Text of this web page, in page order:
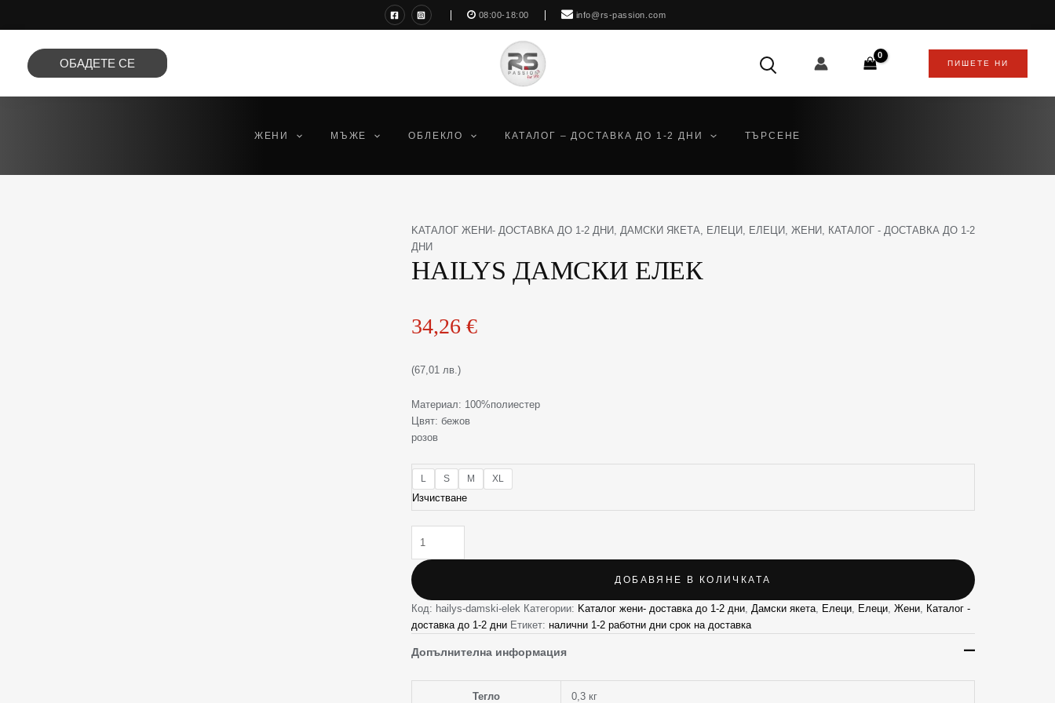
08:00-18:00 info@rs-passion.com
ОБАДЕТЕ СЕ ПИШЕТЕ НИ
ЖЕНИ МЪЖЕ ОБЛЕКЛО КАТАЛОГ – ДОСТАВКА ДО 1-2 ДНИ ТЪРСЕНЕ
KАТАЛОГ ЖЕНИ- ДОСТАВКА ДО 1-2 ДНИ, ДАМСКИ ЯКЕТА, ЕЛЕЦИ, ЕЛЕЦИ, ЖЕНИ, КАТАЛОГ - ДОСТАВКА ДО 1-2
ДНИ
HAILYS ДАМСКИ ЕЛЕК
34,26 €
(67,01 лв.)
Материал: 100%полиестер
Цвят: бежов
розов
L S M XL
Изчистване
количество
за
HAILYS
ДАМСКИ
ДОБАВЯНЕ В КОЛИЧКАТА
Код: hailys-damski-elek Категории: Kаталог жени- доставка до 1-2 дни, Дамски якета, Елеци, Елеци, Жени, Каталог -
доставка до 1-2 дни Етикет: налични 1-2 работни дни срок на доставка
Допълнителна информация
Тегло 0,3 кг